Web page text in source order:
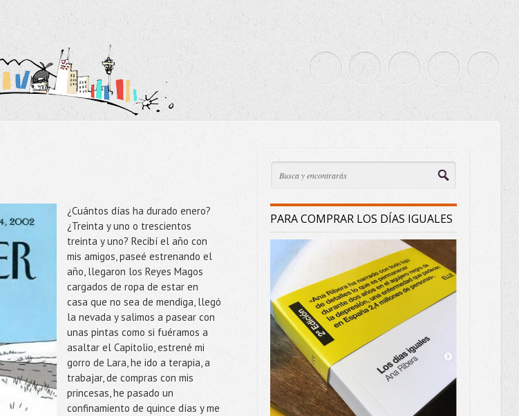
¿Cuántos días ha durado enero?
¿Treinta y uno o trescientos
treinta y uno? Recibí el año con
mis amigos, paseé estrenando el
año, llegaron los Reyes Magos
cargados de ropa de estar en
casa que no sea de mendiga, llegó
la nevada y salimos a pasear con
unas pintas como si fuéramos a
asaltar el Capitolio, estrené mi
gorro de Lara, he ido a terapia, a
trabajar, de compras con mis
princesas, he pasado un
confinamiento de quince días y me
PARA COMPRAR LOS DÍAS IGUALES